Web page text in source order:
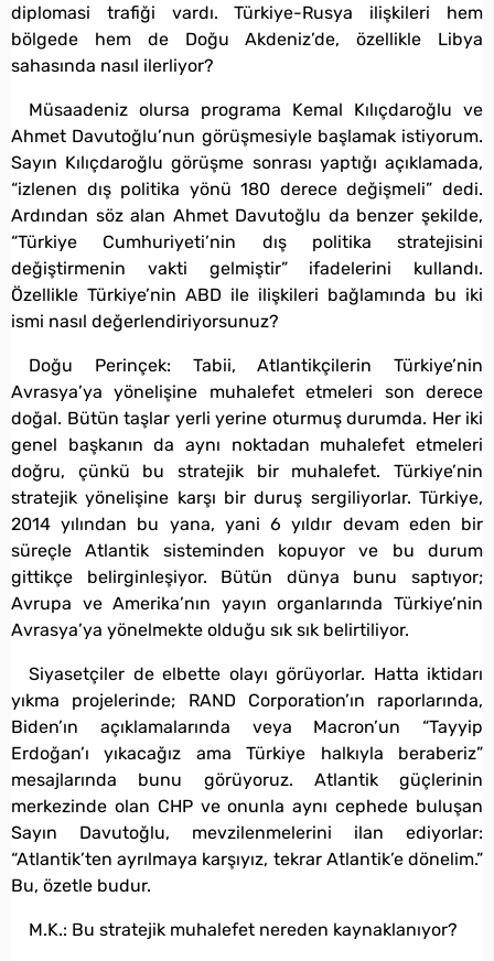
diplomasi trafiği vardı. Türkiye-Rusya ilişkileri hem
bölgede hem de Doğu Akdeniz’de, özellikle Libya
sahasında nasıl ilerliyor?
Müsaadeniz olursa programa Kemal Kılıçdaroğlu ve
Ahmet Davutoğlu’nun görüşmesiyle başlamak istiyorum.
Sayın Kılıçdaroğlu görüşme sonrası yaptığı açıklamada,
“izlenen dış politika yönü 180 derece değişmeli” dedi.
Ardından söz alan Ahmet Davutoğlu da benzer şekilde,
“Türkiye Cumhuriyeti’nin dış politika stratejisini
değiştirmenin vakti gelmiştir” ifadelerini kullandı.
Özellikle Türkiye’nin ABD ile ilişkileri bağlamında bu iki
ismi nasıl değerlendiriyorsunuz?
Doğu Perinçek: Tabii, Atlantikçilerin Türkiye’nin
Avrasya’ya yönelişine muhalefet etmeleri son derece
doğal. Bütün taşlar yerli yerine oturmuş durumda. Her iki
genel başkanın da aynı noktadan muhalefet etmeleri
doğru, çünkü bu stratejik bir muhalefet. Türkiye’nin
stratejik yönelişine karşı bir duruş sergiliyorlar. Türkiye,
2014 yılından bu yana, yani 6 yıldır devam eden bir
süreçle Atlantik sisteminden kopuyor ve bu durum
gittikçe belirginleşiyor. Bütün dünya bunu saptıyor;
Avrupa ve Amerika’nın yayın organlarında Türkiye’nin
Avrasya’ya yönelmekte olduğu sık sık belirtiliyor.
Siyasetçiler de elbette olayı görüyorlar. Hatta iktidarı
yıkma projelerinde; RAND Corporation’ın raporlarında,
Biden’ın açıklamalarında veya Macron’un “Tayyip
Erdoğan’ı yıkacağız ama Türkiye halkıyla beraberiz”
mesajlarında bunu görüyoruz. Atlantik güçlerinin
merkezinde olan CHP ve onunla aynı cephede buluşan
Sayın Davutoğlu, mevzilenmelerini ilan ediyorlar:
“Atlantik’ten ayrılmaya karşıyız, tekrar Atlantik’e dönelim.”
Bu, özetle budur.
M.K.: Bu stratejik muhalefet nereden kaynaklanıyor?